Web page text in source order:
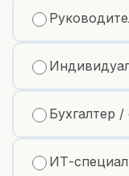
Бухгалтер
ИТ-